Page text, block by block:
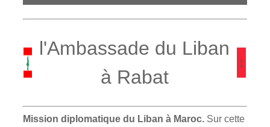
l'Ambassade du Liban
à Rabat
Mission diplomatique du Liban à Maroc. Sur cette